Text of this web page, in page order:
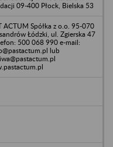
09-400 Płock, Bielska 53
ACTUM Spółka z o.o. 95-070
Łódzki, ul. Zgierska 47
500 068 990 e-mail:
lub